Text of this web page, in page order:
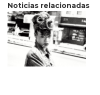
Noticias relacionadas